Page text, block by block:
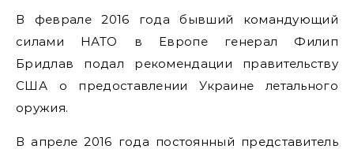
В феврале 2016 года бывший командующий
силами НАТО в Европе генерал Филип
Бридлав подал рекомендации правительству
США о предоставлении Украине летального
оружия.
В апреле 2016 года постоянный представитель